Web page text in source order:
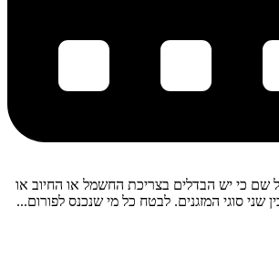
שם כי יש הבדלים בצריכת החשמל או החיוב או
שני סוגי המזגנים. לבטח כל מי שנכנס לפורום...